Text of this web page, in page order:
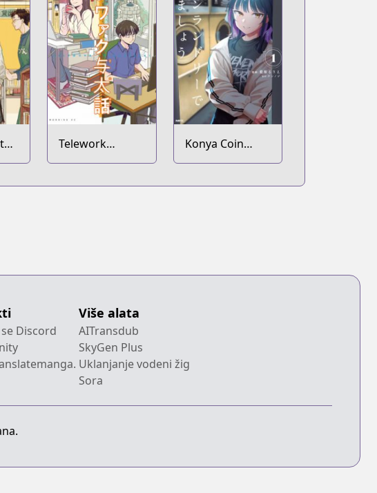
Telework
Yotabanashi
Konya Coin
Laundry de
Discord
Više alata
AITransdub
SkyGen Plus
Uklanjanje vodeni žig
Sora